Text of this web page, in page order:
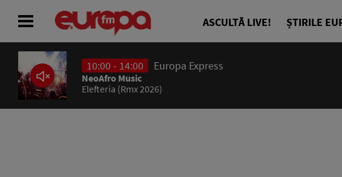
ASCULTĂ LIVE! ȘTIRILE
10:00 - 14:00 Europa Express
NeoAfro Music
Elefteria (Rmx 2026)
ACASĂ
ȘTIRI